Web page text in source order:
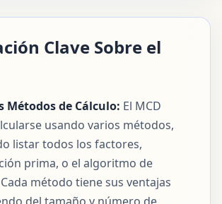
Clave Sobre el
Métodos de Cálculo: El MCD
usando varios métodos,
listar todos los factores,
prima, o el algoritmo de
método tiene sus ventajas